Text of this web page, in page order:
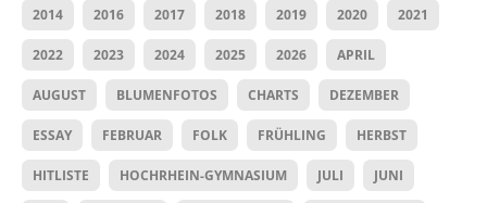
2014 2016 2017 2018 2019 2020 2021
2022 2023 2024 2025 2026 APRIL
AUGUST BLUMENFOTOS CHARTS DEZEMBER
ESSAY FEBRUAR FOLK FRÜHLING HERBST
HITLISTE HOCHRHEIN-GYMNASIUM JULI JUNI